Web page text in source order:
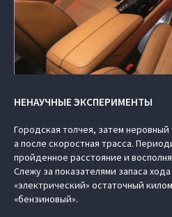
НЕНАУЧНЫЕ ЭКСПЕРИМЕНТЫ
Городская толчея, затем
а после скоростная трасса.
пройденное расстояние и
Слежу за показателями запаса
«электрический» остаточный
«бензиновый».